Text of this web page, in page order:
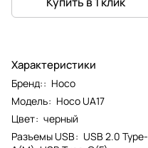
Характеристики
Бренд:: Hoco
Модель: Hoco UA17
Цвет: черный
Разъемы USB: USB 2.0 Type-